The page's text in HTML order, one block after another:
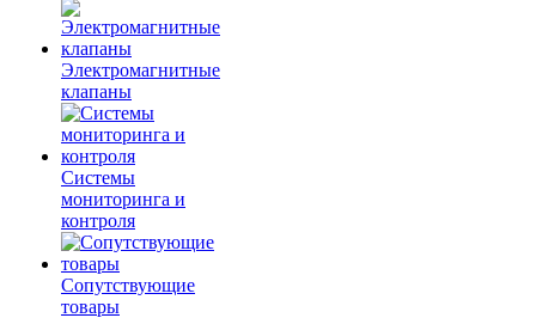
Электромагнитные
клапаны
Системы
мониторинга и
контроля
Сопутствующие
товары